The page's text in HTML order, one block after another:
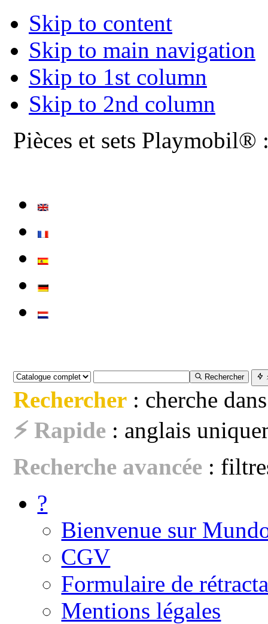
Skip to content
Skip to main navigation
Skip to 1st column
Skip to 2nd column
Pièces et sets Playmobil®
Rechercher
Rechercher : cherche
⚡ Rapide : anglais
Recherche avancée :
?
Bienvenue sur
CGV
Formulaire de
Mentions légales